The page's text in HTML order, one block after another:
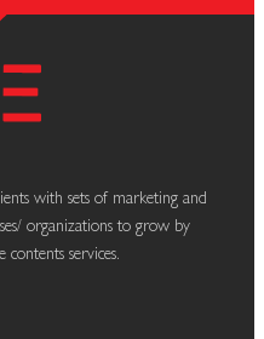
with sets of marketing and
organizations to grow by
services.